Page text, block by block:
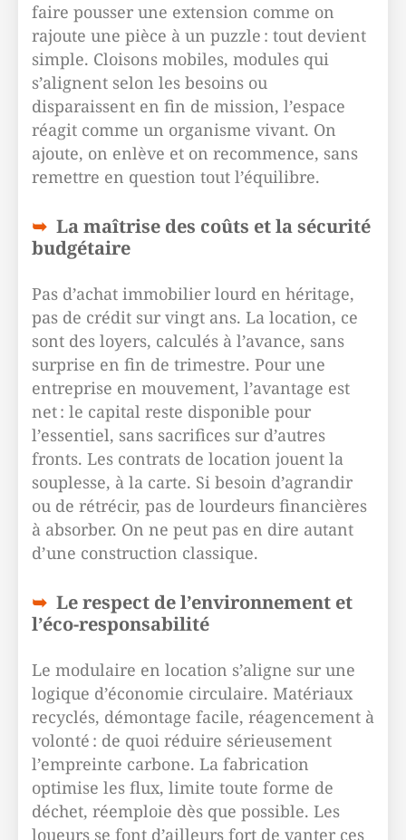
faire pousser une extension comme on
rajoute une pièce à un puzzle : tout devient
simple. Cloisons mobiles, modules qui
s’alignent selon les besoins ou
disparaissent en fin de mission, l’espace
réagit comme un organisme vivant. On
ajoute, on enlève et on recommence, sans
remettre en question tout l’équilibre.
La maîtrise des coûts et la sécurité
budgétaire
Pas d’achat immobilier lourd en héritage,
pas de crédit sur vingt ans. La location, ce
sont des loyers, calculés à l’avance, sans
surprise en fin de trimestre. Pour une
entreprise en mouvement, l’avantage est
net : le capital reste disponible pour
l’essentiel, sans sacrifices sur d’autres
fronts. Les contrats de location jouent la
souplesse, à la carte. Si besoin d’agrandir
ou de rétrécir, pas de lourdeurs financières
à absorber. On ne peut pas en dire autant
d’une construction classique.
Le respect de l’environnement et
l’éco-responsabilité
Le modulaire en location s’aligne sur une
logique d’économie circulaire. Matériaux
recyclés, démontage facile, réagencement à
volonté : de quoi réduire sérieusement
l’empreinte carbone. La fabrication
optimise les flux, limite toute forme de
déchet, réemploie dès que possible. Les
loueurs se font d’ailleurs fort de vanter ces